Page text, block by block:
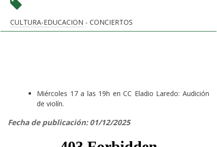
CULTURA-EDUCACION - CONCIERTOS
Miércoles 17 a las 19h en CC Eladio Laredo: Audición
de violín.
Fecha de publicación: 01/12/2025